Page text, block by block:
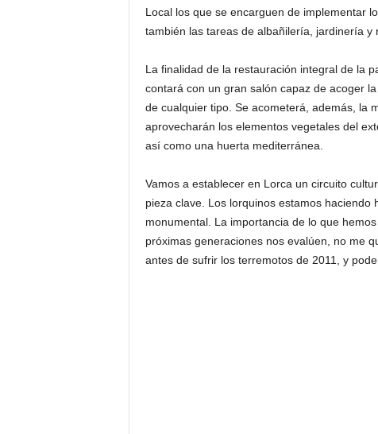
Local los que se encarguen de implementar
también las tareas de albañilería, jardinería y
La finalidad de la restauración integral de la
contará con un gran salón capaz de acoger
de cualquier tipo. Se acometerá, además, la
aprovecharán los elementos vegetales del
así como una huerta mediterránea.
Vamos a establecer en Lorca un circuito
pieza clave. Los lorquinos estamos
monumental. La importancia de lo que
próximas generaciones nos evalúen, no me
antes de sufrir los terremotos de 2011, y